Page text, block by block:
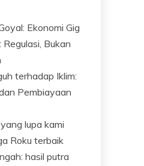
Ekonomi Gig
Bukan
terhadap Iklim:
Pembiayaan
lupa kami
Roku terbaik
hasil putra